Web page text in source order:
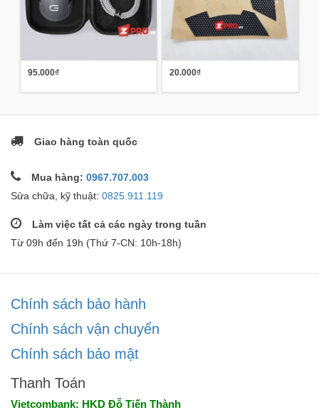
95.000₫ 20.000₫
Giao hàng toàn quốc
Mua hàng: 0967.707.003
Sửa chữa, kỹ thuật: 0825.911.119
Làm việc tất cả các ngày trong tuần
Từ 09h đến 19h (Thứ 7-CN: 10h-18h)
Chính sách bảo hành
Chính sách vận chuyển
Chính sách bảo mật
Thanh Toán
Vietcombank: HKD Đỗ Tiến Thành